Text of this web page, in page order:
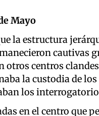
Mayo
la estructura
cautivas
otros centros
la custodia de
los
en el centro que